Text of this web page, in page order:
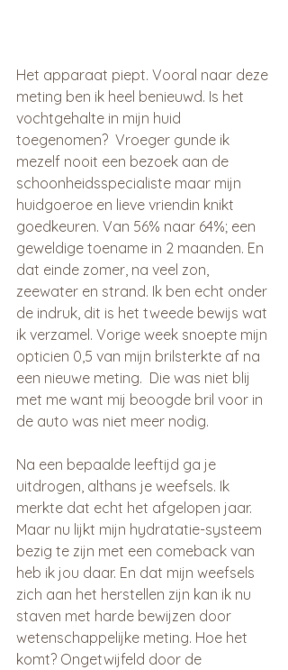
Het apparaat piept. Vooral naar deze
meting ben ik heel benieuwd. Is het
vochtgehalte in mijn huid
toegenomen?  Vroeger gunde ik
mezelf nooit een bezoek aan de
schoonheidsspecialiste maar mijn
huidgoeroe en lieve vriendin knikt
goedkeuren. Van 56% naar 64%; een
geweldige toename in 2 maanden. En
dat einde zomer, na veel zon,
zeewater en strand. Ik ben echt onder
de indruk, dit is het tweede bewijs wat
ik verzamel. Vorige week snoepte mijn
opticien 0,5 van mijn brilsterkte af na
een nieuwe meting.  Die was niet blij
met me want mij beoogde bril voor in
de auto was niet meer nodig.
Na een bepaalde leeftijd ga je
uitdrogen, althans je weefsels. Ik
merkte dat echt het afgelopen jaar.
Maar nu lijkt mijn hydratatie-systeem
bezig te zijn met een comeback van
heb ik jou daar. En dat mijn weefsels
zich aan het herstellen zijn kan ik nu
staven met harde bewijzen door
wetenschappelijke meting. Hoe het
komt? Ongetwijfeld door de